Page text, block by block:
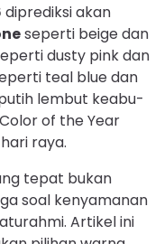
diprediksi akan
seperti beige dan
dusty pink dan
teal blue dan
lembut keabu-
of the Year
raya.
tepat bukan
soal kenyamanan
Artikel ini